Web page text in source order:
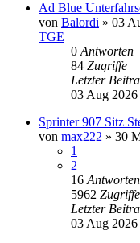
Ad Blue
von Balordi » 03
TGE
0 Antworten
84 Zugriffe
Letzter
03 Aug 2026
Sprinter 907 Sitz
von max222 » 30
1
2
16 Antworten
5962 Zugriffe
Letzter
03 Aug 2026